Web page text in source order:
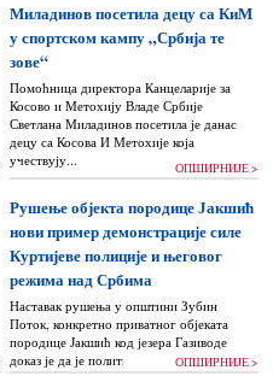
Миладинов посетила децу са КиМ
у спортском кампу „Србија те
зове“
Помоћница директора Канцеларије за
Косово и Метохију Владе Србије
Светлана Миладинов посетила је данас
децу са Косова И Метохије која
учествују...
ОПШИРНИЈЕ >
Рушење објекта породице Јакшић
нови пример демонстрације силе
Куртијеве полиције и његовог
режима над Србима
Наставак рушења у општини Зубин
Поток, конкретно приватног објеката
породице Јакшић код језера Газиводе
доказ је да је политика Аљбина Куртија...
ОПШИРНИЈЕ >